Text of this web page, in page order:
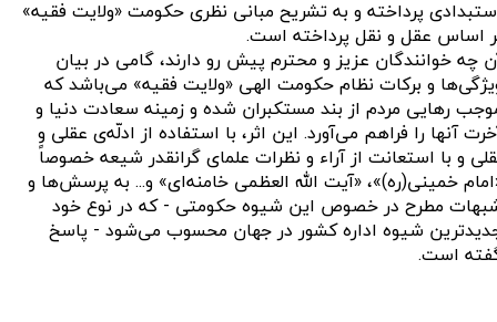
پرداخته و به تشریح مبانی نظری حکومت «ولایت فقیه»
اساس عقل و نقل پرداخته است.
چه خوانندگان عزیز و محترم پیش رو دارند، گامی در بیان
و برکات نظام حکومت الهی «ولایت فقیه» می‌باشد که
رهایی مردم از بند مستکبران شده و زمینه سعادت دنیا و
آنها را فراهم می‌آورد. این اثر، با استفاده از ادلّه‌ی عقلی و
و با استعانت از آراء و نظرات علمای گرانقدر شیعه خصوصاً
خمینی(ره)»، «آیت الله العظمی خامنه‌ای» و... به پرسش‌ها و
مطرح در خصوص این شیوه حکومتی - که در نوع خود
شیوه اداره کشور در جهان محسوب می‌شود - پاسخ
است.